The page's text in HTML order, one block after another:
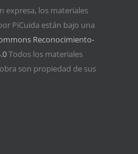
expresa, los materiales
PiCuida están bajo una
Reconocimiento-
Todos los materiales
son propiedad de sus